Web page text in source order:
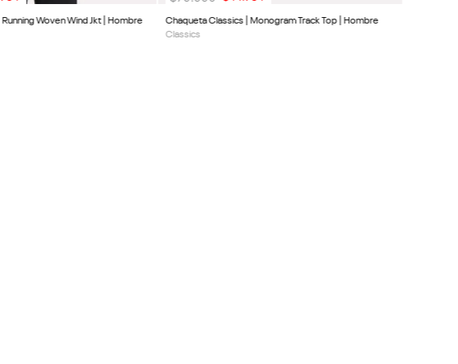
Woven Wind Jkt | Hombre
Chaqueta Classics | Monogram Track Top | Hombre
Classics